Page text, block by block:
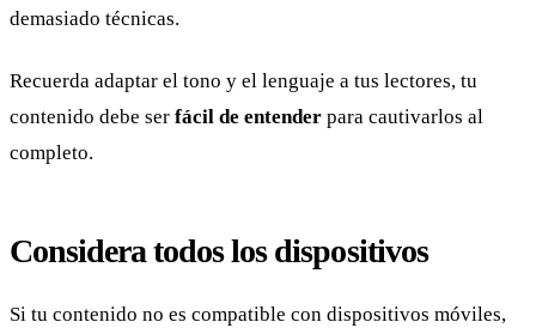
demasiado técnicas.
Recuerda adaptar el tono y el lenguaje a tus lectores, tu
contenido debe ser fácil de entender para cautivarlos al
completo.
Considera todos los dispositivos
Si tu contenido no es compatible con dispositivos móviles,